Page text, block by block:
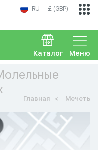
RU £ (GBP)
Меню
Каталог
Главная Мечеть